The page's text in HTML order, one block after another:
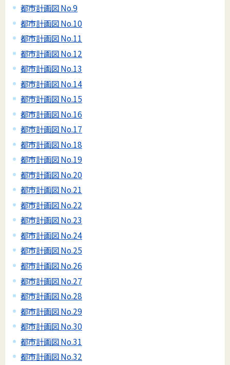
都市計画図 No.9
都市計画図 No.10
都市計画図 No.11
都市計画図 No.12
都市計画図 No.13
都市計画図 No.14
都市計画図 No.15
都市計画図 No.16
都市計画図 No.17
都市計画図 No.18
都市計画図 No.19
都市計画図 No.20
都市計画図 No.21
都市計画図 No.22
都市計画図 No.23
都市計画図 No.24
都市計画図 No.25
都市計画図 No.26
都市計画図 No.27
都市計画図 No.28
都市計画図 No.29
都市計画図 No.30
都市計画図 No.31
都市計画図 No.32